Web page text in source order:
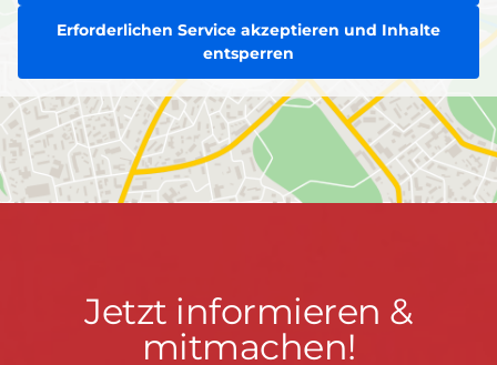
Erforderlichen Service akzeptieren und Inhalte
entsperren
Jetzt
informieren
Jetzt informieren &
mitmachen!